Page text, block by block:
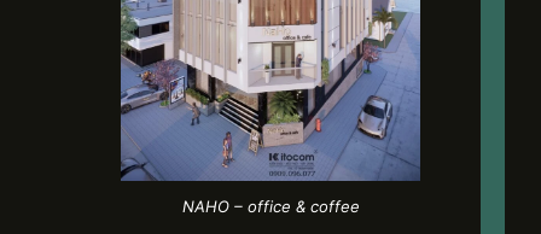
NAHO – office & coffee